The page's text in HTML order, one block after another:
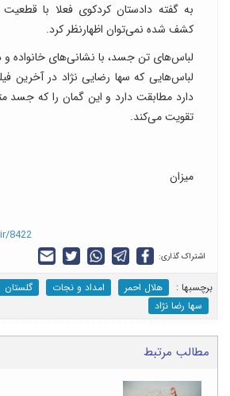
به گفته دادستان کردکوی فعلا با
کشف شده نمی‌توان اظهارنظر کرد.
لباس‌های تن جسد، با نشانی‌های خانواده
لباس‌هایی که سها رضایی نژاد در آخرین
دارد مطابقت دارد و این گمان را که جسد
تقویت می‌کند.
میزان
8422
اشتراک گذاری:
برچسب‎ها : هلال احمر امداد و نجات گلستان
سها رضا نژاد
مطالب مرتبط